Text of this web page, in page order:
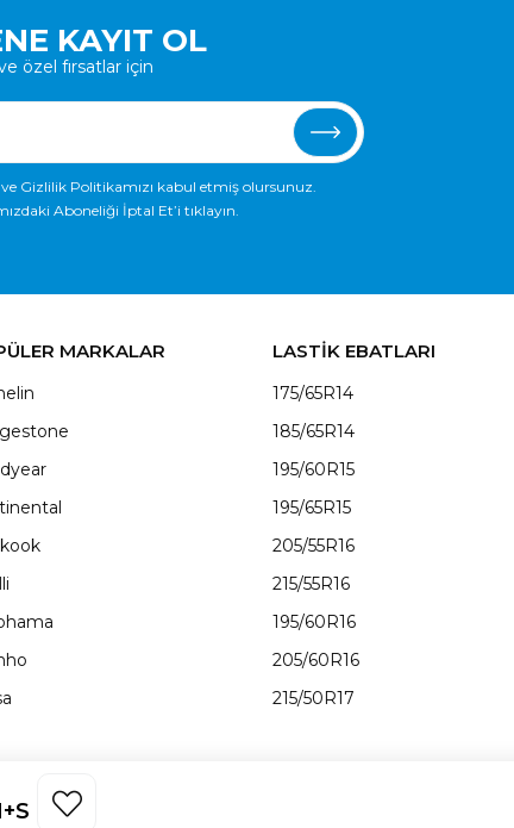
KAYIT OL
özel fırsatlar için
ve Gizlilik Politikamızı kabul etmiş olursunuz.
Aboneliği İptal Et’i tıklayın.
MARKALAR LASTİK EBATLARI
175/65R14
185/65R14
195/60R15
195/65R15
205/55R16
215/55R16
195/60R16
205/60R16
215/50R17